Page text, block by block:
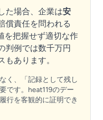
た場合、企業は安
償責任を問われる
を把握せず適切な作
判例では数千万円
あります。
く、「記録として残し
です。heat119のデー
行を客観的に証明でき